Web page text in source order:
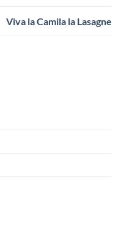
Viva la Camila la Lasagne